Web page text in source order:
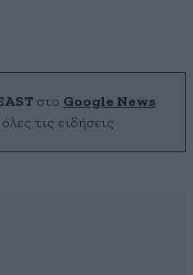
στο Google News
τις ειδήσεις